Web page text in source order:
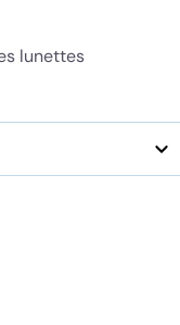
lunettes